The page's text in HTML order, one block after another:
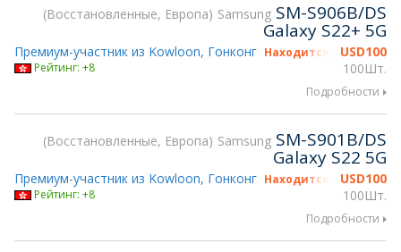
Восстановленные, Европа Samsung SM-S906B/DS
Galaxy S22+ 5G
USD100
100Шт.
Премиум-участник из Kowloon, Гонконг Находится на gsmX
Рейтинг: +8
Подробности
Восстановленные, Европа Samsung SM-S901B/DS
Galaxy S22 5G
USD100
100Шт.
Премиум-участник из Kowloon, Гонконг Находится на gsmX
Рейтинг: +8
Подробности